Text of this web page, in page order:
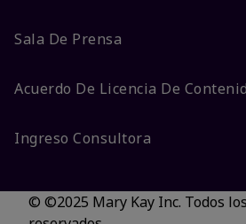
Sala De Prensa
Acuerdo De Licencia De
Ingreso Consultora
© ©2025 Mary Kay Inc. Todos